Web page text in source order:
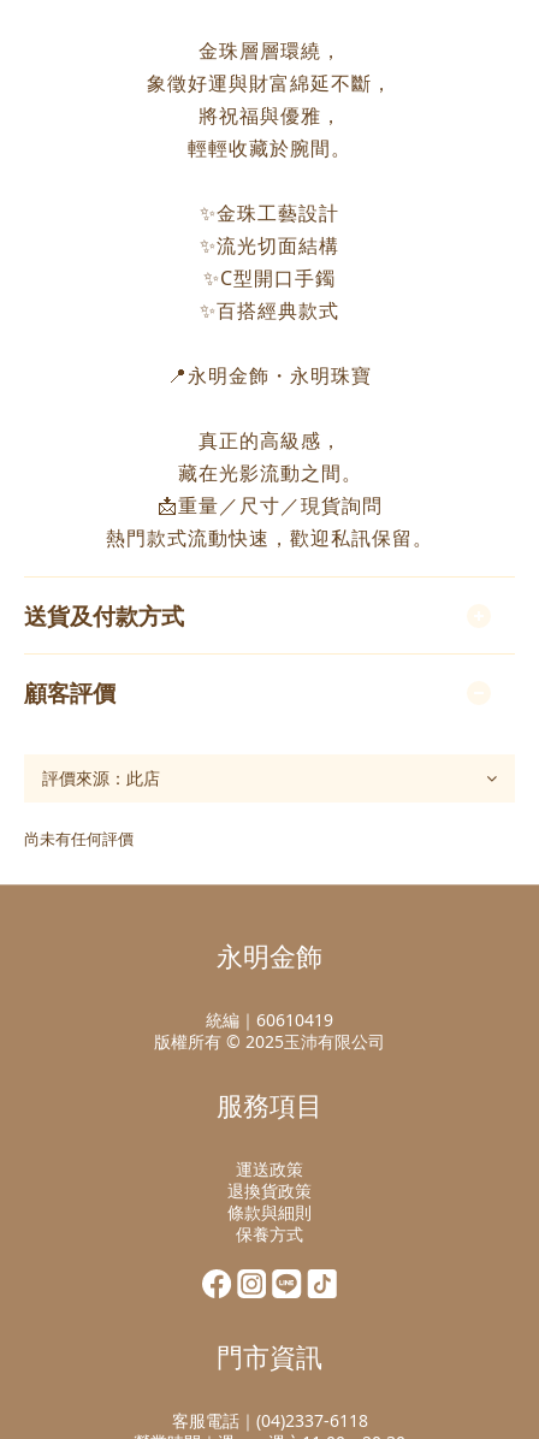
金珠層層環繞，
象徵好運與財富綿延不斷，
將祝福與優雅，
輕輕收藏於腕間。
✨金珠工藝設計
✨流光切面結構
✨C型開口手鐲
✨百搭經典款式
📍永明金飾・永明珠寶
真正的高級感，
藏在光影流動之間。
📩重量／尺寸／現貨詢問
熱門款式流動快速，歡迎私訊保留。
送貨及付款方式
顧客評價
尚未有任何評價
永明金飾
統編｜60610419
版權所有 © 2025玉沛有限公司
服務項目
運送政策
退換貨政策
條款與細則
保養方式
門市資訊
客服電話｜(04)2337-6118